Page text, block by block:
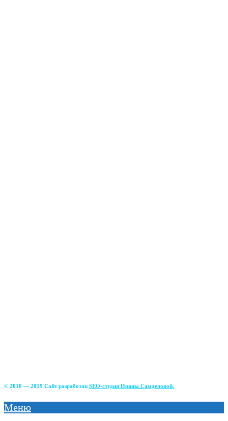
© 2018 — 2019 Сайт разработан SEO-студия Ирины Самделовой.
Меню